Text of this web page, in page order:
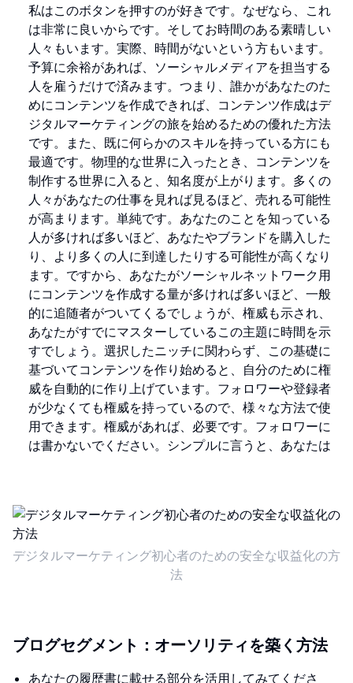
私はこのボタンを押すのが好きです。なぜなら、これ
は非常に良いからです。そしてお時間のある素晴しい
人々もいます。実際、時間がないという方もいます。
予算に余裕があれば、ソーシャルメディアを担当する
人を雇うだけで済みます。つまり、誰かがあなたのた
めにコンテンツを作成できれば、コンテンツ作成はデ
ジタルマーケティングの旅を始めるための優れた方法
です。また、既に何らかのスキルを持っている方にも
最適です。物理的な世界に入ったとき、コンテンツを
制作する世界に入ると、知名度が上がります。多くの
人々があなたの仕事を見れば見るほど、売れる可能性
が高まります。単純です。あなたのことを知っている
人が多ければ多いほど、あなたやブランドを購入した
り、より多くの人に到達したりする可能性が高くなり
ます。ですから、あなたがソーシャルネットワーク用
にコンテンツを作成する量が多ければ多いほど、一般
的に追随者がついてくるでしょうが、権威も示され、
あなたがすでにマスターしているこの主題に時間を示
すでしょう。選択したニッチに関わらず、この基礎に
基づいてコンテンツを作り始めると、自分のために権
威を自動的に作り上げています。フォロワーや登録者
が少なくても権威を持っているので、様々な方法で使
用できます。権威があれば、必要です。フォロワーに
は書かないでください。シンプルに言うと、あなたは
デジタルマーケティング初心者のための安全な収益化の方
法
ブログセグメント：オーソリティを築く方法
あなたの履歴書に載せる部分を活用してみてくださ